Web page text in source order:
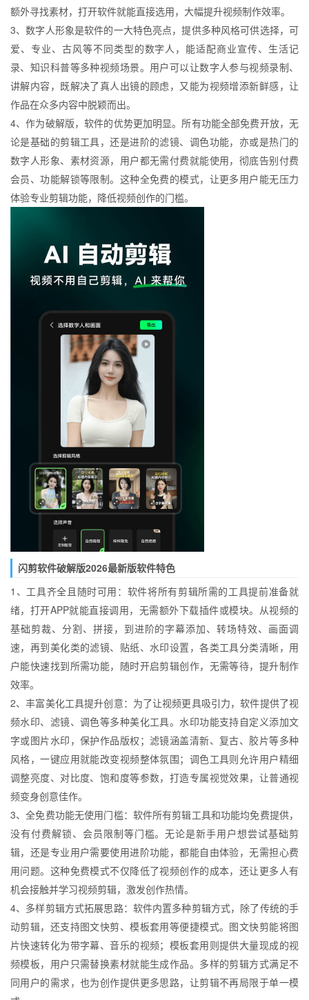
额外寻找素材，打开软件就能直接选用，大幅提升视频制作效率。
3、数字人形象是软件的一大特色亮点，提供多种风格可供选择，可
爱、专业、古风等不同类型的数字人，能适配商业宣传、生活记
录、知识科普等多种视频场景。用户可以让数字人参与视频录制、
讲解内容，既解决了真人出镜的顾虑，又能为视频增添新鲜感，让
作品在众多内容中脱颖而出。
4、作为破解版，软件的优势更加明显。所有功能全部免费开放，无
论是基础的剪辑工具，还是进阶的滤镜、调色功能，亦或是热门的
数字人形象、素材资源，用户都无需付费就能使用，彻底告别付费
会员、功能解锁等限制。这种全免费的模式，让更多用户能无压力
体验专业剪辑功能，降低视频创作的门槛。
闪剪软件破解版2026最新版软件特色
1、工具齐全且随时可用：软件将所有剪辑所需的工具提前准备就
绪，打开APP就能直接调用，无需额外下载插件或模块。从视频的
基础剪裁、分割、拼接，到进阶的字幕添加、转场特效、画面调
速，再到美化类的滤镜、贴纸、水印设置，各类工具分类清晰，用
户能快速找到所需功能，随时开启剪辑创作，无需等待，提升制作
效率。
2、丰富美化工具提升创意：为了让视频更具吸引力，软件提供了视
频水印、滤镜、调色等多种美化工具。水印功能支持自定义添加文
字或图片水印，保护作品版权；滤镜涵盖清新、复古、胶片等多种
风格，一键应用就能改变视频整体氛围；调色工具则允许用户精细
调整亮度、对比度、饱和度等参数，打造专属视觉效果，让普通视
频变身创意佳作。
3、全免费功能无使用门槛：软件所有剪辑工具和功能均免费提供，
没有付费解锁、会员限制等门槛。无论是新手用户想尝试基础剪
辑，还是专业用户需要使用进阶功能，都能自由体验，无需担心费
用问题。这种免费模式不仅降低了视频创作的成本，还让更多人有
机会接触并学习视频剪辑，激发创作热情。
4、多样剪辑方式拓展思路：软件内置多种剪辑方式，除了传统的手
动剪辑，还支持图文快剪、模板套用等便捷模式。图文快剪能将图
片快速转化为带字幕、音乐的视频；模板套用则提供大量现成的视
频模板，用户只需替换素材就能生成作品。多样的剪辑方式满足不
同用户的需求，也为创作提供更多思路，让剪辑不再局限于单一模